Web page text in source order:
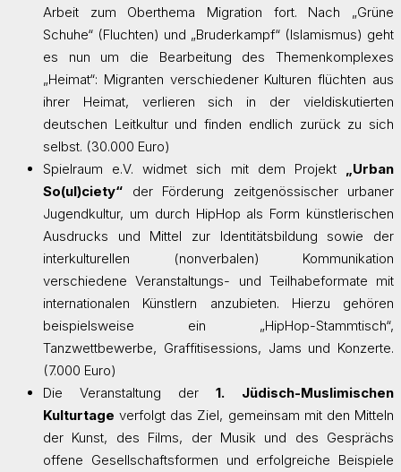
Arbeit zum Oberthema Migration fort. Nach „Grüne
Schuhe“ (Fluchten) und „Bruderkampf“ (Islamismus) geht
es nun um die Bearbeitung des Themenkomplexes
„Heimat“: Migranten verschiedener Kulturen flüchten aus
ihrer Heimat, verlieren sich in der vieldiskutierten
deutschen Leitkultur und finden endlich zurück zu sich
selbst. (30.000 Euro)
Spielraum e.V. widmet sich mit dem Projekt „Urban
So(ul)ciety“ der Förderung zeitgenössischer urbaner
Jugendkultur, um durch HipHop als Form künstlerischen
Ausdrucks und Mittel zur Identitätsbildung sowie der
interkulturellen (nonverbalen) Kommunikation
verschiedene Veranstaltungs- und Teilhabeformate mit
internationalen Künstlern anzubieten. Hierzu gehören
beispielsweise ein „HipHop-Stammtisch“,
Tanzwettbewerbe, Graffitisessions, Jams und Konzerte.
(7.000 Euro)
Die Veranstaltung der 1. Jüdisch-Muslimischen
Kulturtage verfolgt das Ziel, gemeinsam mit den Mitteln
der Kunst, des Films, der Musik und des Gesprächs
offene Gesellschaftsformen und erfolgreiche Beispiele